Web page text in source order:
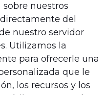
nuestros
del
nuestro servidor
Utilizamos la
para ofrecerle una
que le
los recursos y los